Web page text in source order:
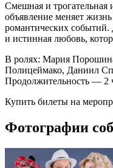
Смешная и трогательная
объявление меняет
романтических
и истинная любовь,
В ролях: Мария
Полицеймако, Даниил
Продолжительность — 2
Купить билеты на
Фотографии